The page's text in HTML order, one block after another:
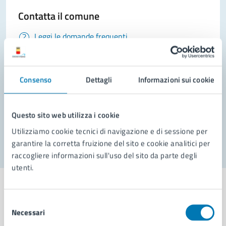
Consenso Dettagli Informazioni sui cookie
Questo sito web utilizza i cookie
Utilizziamo cookie tecnici di navigazione e di sessione per
garantire la corretta fruizione del sito e cookie analitici per
raccogliere informazioni sull'uso del sito da parte degli
utenti.
delNecessari
Contatta il comune
Leggi le domande frequenti
Prenota appuntamento